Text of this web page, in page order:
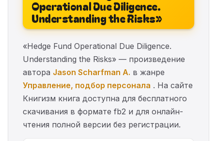
Operational Due Diligence.
Understanding the Risks»
«Hedge Fund Operational Due Diligence.
Understanding the Risks» — произведение
автора Jason Scharfman A. в жанре
Управление, подбор персонала . На сайте
Книгизм книга доступна для бесплатного
скачивания в формате fb2 и для онлайн-
чтения полной версии без регистрации.